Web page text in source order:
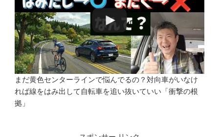
まだ黄色センターラインで悩んでるの？対向車がいなけ
れば線をはみ出して自転車を追い抜いていい「衝撃の根
拠」